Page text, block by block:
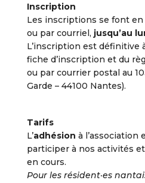
Inscription
Les inscriptions se font
ou par courriel, jusqu’au
L’inscription est définitive
fiche d’inscription et du
ou par courrier postal au
Garde – 44100 Nantes).
Tarifs
L’adhésion à l’association
participer à nos activités et
en cours.
Pour les résident·es